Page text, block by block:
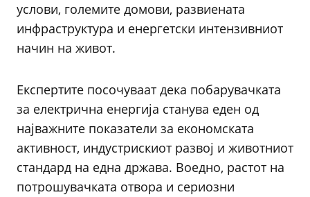
услови, големите домови, развиената
инфраструктура и енергетски интензивниот
начин на живот.
Експертите посочуваат дека побарувачката
за електрична енергија станува еден од
најважните показатели за економската
активност, индустрискиот развој и животниот
стандард на една држава. Воедно, растот на
потрошувачката отвора и сериозни